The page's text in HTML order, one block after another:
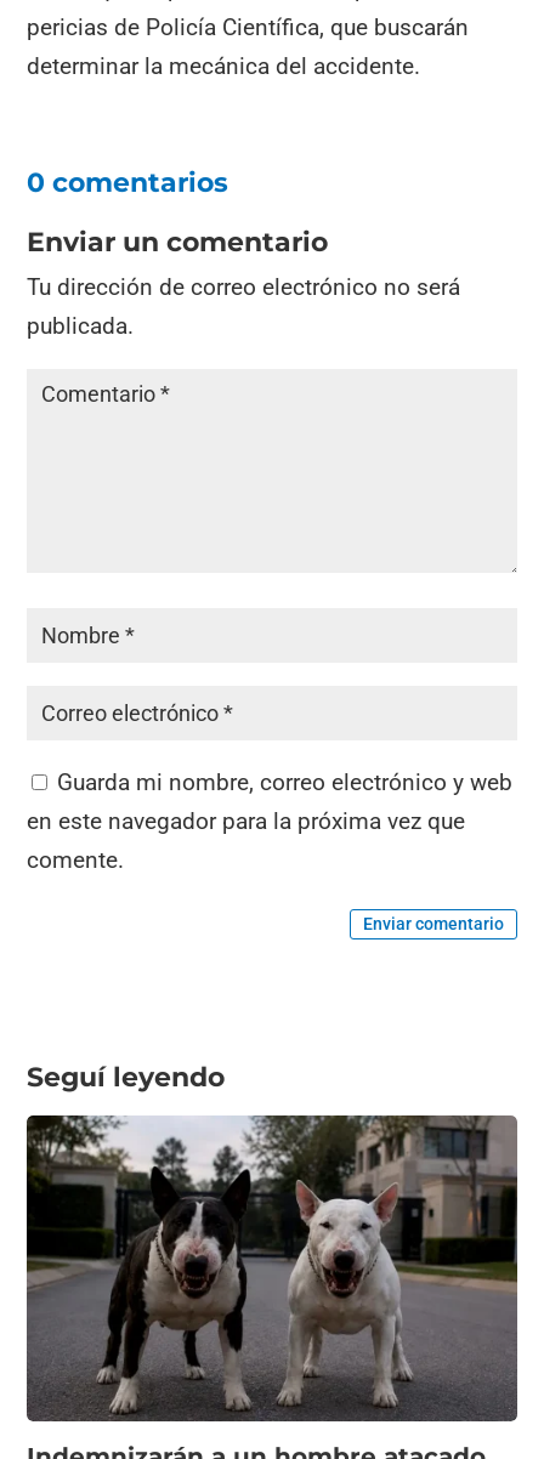
pericias de Policía Científica, que buscarán
determinar la mecánica del accidente.
0 comentarios
Enviar un comentario
Tu dirección de correo electrónico no será
publicada.
Guarda mi nombre, correo electrónico y web
en este navegador para la próxima vez que
comente.
Enviar comentario
Seguí leyendo